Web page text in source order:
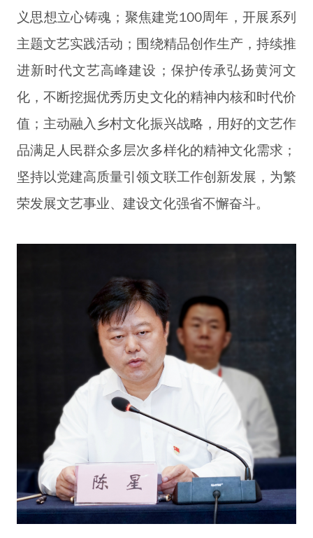
义思想立心铸魂；聚焦建党100周年，开展系列
主题文艺实践活动；围绕精品创作生产，持续推
进新时代文艺高峰建设；保护传承弘扬黄河文
化，不断挖掘优秀历史文化的精神内核和时代价
值；主动融入乡村文化振兴战略，用好的文艺作
品满足人民群众多层次多样化的精神文化需求；
坚持以党建高质量引领文联工作创新发展，为繁
荣发展文艺事业、建设文化强省不懈奋斗。